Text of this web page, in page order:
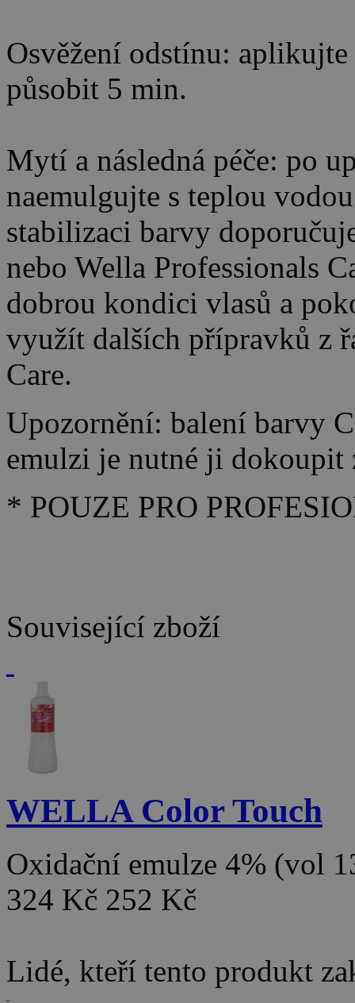
Osvěžení odstínu:
působit 5 min.
Mytí a následná péče: po
naemulgujte s teplou
stabilizaci barvy
nebo Wella Professionals
dobrou kondici vlasů a
využít dalších přípravků z
Care.
Upozornění: balení barvy
emulzi je nutné ji dokoupit
* POUZE PRO
Související zboží
WELLA Color Touch
Oxidační emulze 4% (vol
324 Kč 252 Kč
Lidé, kteří tento produkt